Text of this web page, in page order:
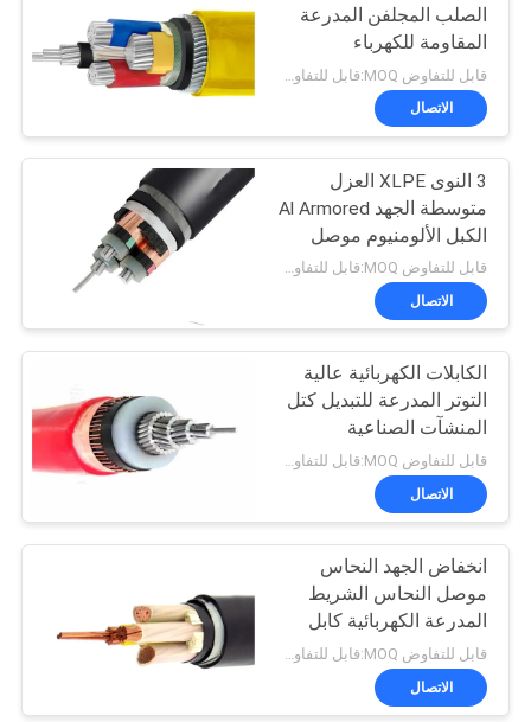
موصل العارية
90
كابل هوائي مجمع
92
كابل المطاط مغمد
95
الصلب المجلفن المدرعة
المقاومة للكهرباء
الاتصال
3 النوى XLPE العزل
متوسطة الجهد Al Armored
الكبل الألومنيوم موصل
الألومنيوم مزدوج الشريطقابل للتفاوض MOQ:قابل للتفاوض
الاتصال
الكابلات الكهربائية عالية
التوتر المدرعة للتبديل كتل
المنشآت الصناعية
الألومنيوم والنحاس
الأساسية
قابل للتفاوض MOQ:قابل للتفاوض
الاتصال
انخفاض الجهد النحاس
موصل النحاس الشريط
المدرعة الكهربائية كابل
XLPE / PVC العزل PVC
غمد تحت الأرض
الاتصال